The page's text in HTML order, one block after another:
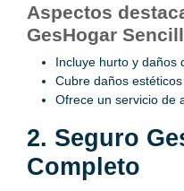
Aspectos
GesHogar
Incluye hurto y daños
Cubre daños
Ofrece un servicio de
2. Seguro
Completo